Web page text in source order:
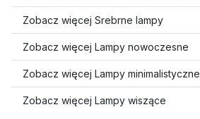
Zobacz więcej Srebrne lampy
Zobacz więcej Lampy nowoczesne
Zobacz więcej Lampy minimalistyczne
Zobacz więcej Lampy wiszące